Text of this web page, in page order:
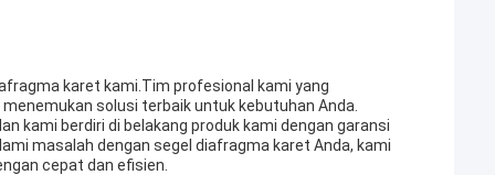
karet kami.Tim profesional kami yang
solusi terbaik untuk kebutuhan Anda.
kami berdiri di belakang produk kami dengan garansi
masalah dengan segel diafragma karet Anda, kami
cepat dan efisien.